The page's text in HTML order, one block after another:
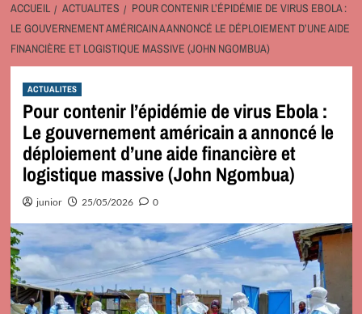
ACCUEIL ACTUALITES
POUR CONTENIR L’ÉPIDÉMIE DE VIRUS EBOLA :
LE GOUVERNEMENT AMÉRICAIN A ANNONCÉ LE DÉPLOIEMENT D’UNE AIDE
FINANCIÈRE ET LOGISTIQUE MASSIVE (JOHN NGOMBUA)
ACTUALITES
Pour contenir l’épidémie de virus Ebola :
Le gouvernement américain a annoncé le
déploiement d’une aide financière et
logistique massive (John Ngombua)
junior 25/05/2026 0